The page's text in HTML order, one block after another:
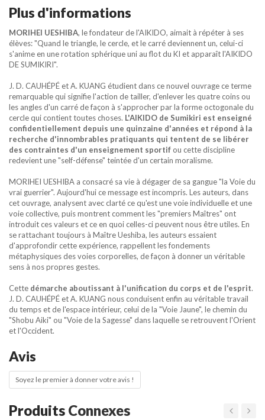
Plus d'informations
MORIHEI UESHIBA, le fondateur de l'AIKIDO, aimait à répéter à ses
élèves: "Quand le triangle, le cercle, et le carré deviennent un, celui-ci
s'anime en une rotation sphérique uni au flot du KI et apparaît l'AIKIDO
DE SUMIKIRI".
J. D. CAUHÉPÉ et A. KUANG étudient dans ce nouvel ouvrage ce terme
remarquable qui signifie l'action de tailler, d'enlever les quatre coins ou
les angles d'un carré de façon à s'approcher par la forme octogonale du
cercle qui contient toutes choses. L'AIKIDO de Sumikiri est enseigné
confidentiellement depuis une quinzaine d'années et répond à la
recherche d'innombrables pratiquants qui tentent de se libérer
des contraintes d'un enseignement sportif ou cette discipline
redevient une "self-défense" teintée d'un certain moralisme.
MORIHEI UESHIBA a consacré sa vie à dégager de sa gangue "la Voie du
vrai guerrier". Aujourd'hui ce message est incompris. Les auteurs, dans
cet ouvrage, analysent avec clarté ce qu'est une voie individuelle et une
voie collective, puis montrent comment les "premiers Maîtres" ont
introduit ces valeurs et ce en quoi celles-ci peuvent nous être utiles. En
se rattachant toujours à Maître Ueshiba, les auteurs essaient
d'approfondir cette expérience, rappellent les fondements
métaphysiques des voies corporelles, de façon à donner un véritable
sens à nos propres gestes.
Cette démarche aboutissant à l'unification du corps et de l'esprit.
J. D. CAUHÉPÉ et A. KUANG nous conduisent enfin au véritable travail
du temps et de l'espace intérieur, celui de la "Voie Jaune", le chemin du
"Shobu Aiki" ou "Voie de la Sagesse" dans laquelle se retrouvent l'Orient
et l'Occident.
Avis
Soyez le premier à donner votre avis !
Produits Connexes